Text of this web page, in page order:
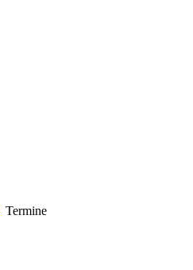
Termine